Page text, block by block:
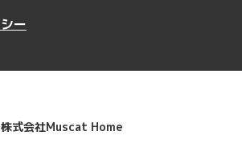
ー
株式会社Muscat Home